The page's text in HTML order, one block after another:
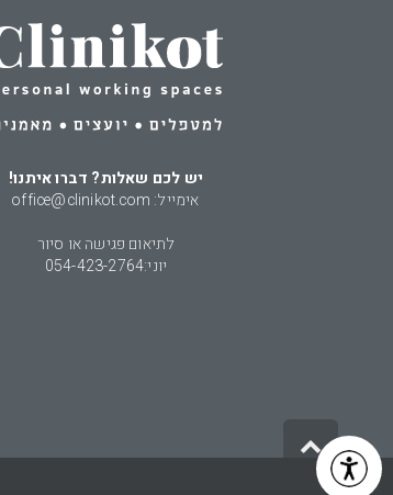
יש לכם שאלות? דברו איתנו!
אימייל: office@clinikot.com
לתיאום פגישה או סיור
יוני:054-423-2764
לראש